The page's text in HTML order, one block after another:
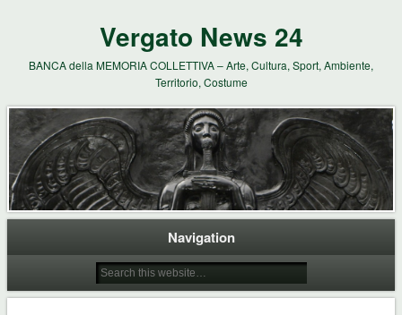
Vergato News 24
BANCA della MEMORIA COLLETTIVA – Arte, Cultura, Sport, Ambiente,
Territorio, Costume
Navigation